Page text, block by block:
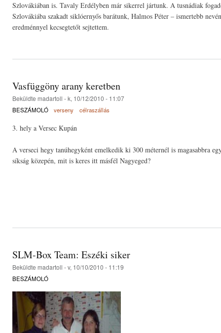
Szlovákiában is. Tavaly Erdélyben már sikerrel jártunk. A tusnádiak
Szlovákiába szakadt siklóernyős barátunk, Halmos Péter – ismertebb
eredménnyel kecsegtetőt sejtettem.
Vasfüggöny arany keretben
Beküldte madartoll - k, 10/12/2010 - 11:07
BESZÁMOLÓ verseny célraszállás
3. hely a Versec Kupán
A verseci hegy tanúhegyként emelkedik ki 300 méternél is magasabbra
síkság közepén, mit is keres itt másfél Nagyeged?
SLM-Box Team: Eszéki siker
Beküldte madartoll - v, 10/10/2010 - 11:19
BESZÁMOLÓ